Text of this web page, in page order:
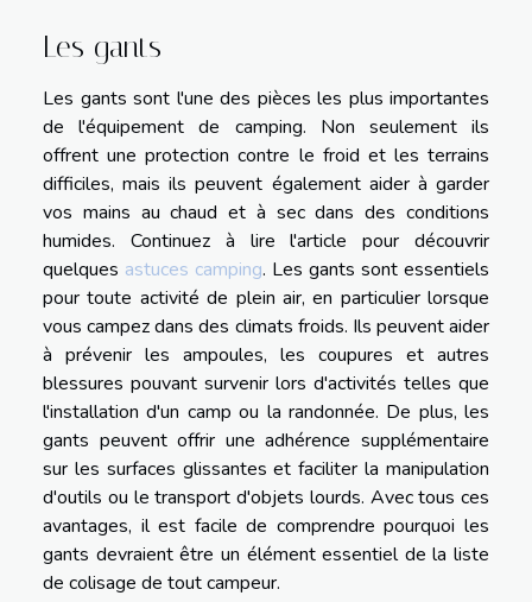
Les gants
Les gants sont l'une des pièces les plus importantes
de l'équipement de camping. Non seulement ils
offrent une protection contre le froid et les terrains
difficiles, mais ils peuvent également aider à garder
vos mains au chaud et à sec dans des conditions
humides. Continuez à lire l'article pour découvrir
quelques astuces camping. Les gants sont essentiels
pour toute activité de plein air, en particulier lorsque
vous campez dans des climats froids. Ils peuvent aider
à prévenir les ampoules, les coupures et autres
blessures pouvant survenir lors d'activités telles que
l'installation d'un camp ou la randonnée. De plus, les
gants peuvent offrir une adhérence supplémentaire
sur les surfaces glissantes et faciliter la manipulation
d'outils ou le transport d'objets lourds. Avec tous ces
avantages, il est facile de comprendre pourquoi les
gants devraient être un élément essentiel de la liste
de colisage de tout campeur.